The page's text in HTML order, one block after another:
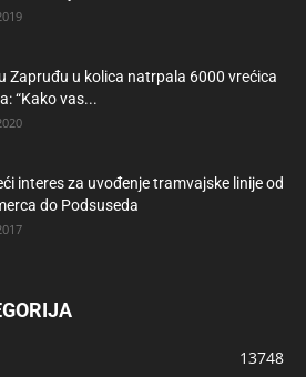
Zapruđu u kolica natrpala 6000 vrećica
“Kako vas...
interes za uvođenje tramvajske linije od
do Podsuseda
13748